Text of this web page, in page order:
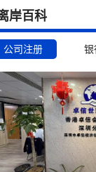
岸百科
公司注册 银